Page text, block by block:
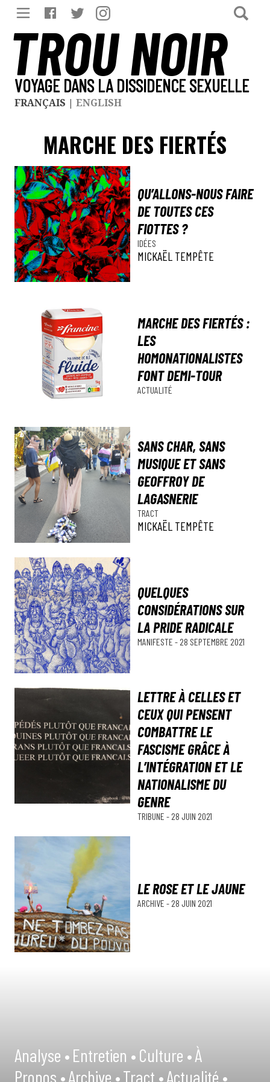
TROU NOIR
VOYAGE DANS LA DISSIDENCE SEXUELLE
FRANÇAIS | ENGLISH
MARCHE DES FIERTÉS
QU’ALLONS-NOUS FAIRE
DE TOUTES CES
FIOTTES ?
IDÉES
MICKAËL TEMPÊTE
MARCHE DES FIERTÉS :
LES
HOMONATIONALISTES
FONT DEMI-TOUR
ACTUALITÉ
SANS CHAR, SANS
MUSIQUE ET SANS
GEOFFROY DE
LAGASNERIE
TRACT
MICKAËL TEMPÊTE
QUELQUES
CONSIDÉRATIONS SUR
LA PRIDE RADICALE
MANIFESTE - 28 SEPTEMBRE 2021
LETTRE À CELLES ET
CEUX QUI PENSENT
COMBATTRE LE
FASCISME GRÂCE À
L’INTÉGRATION ET LE
NATIONALISME DU
GENRE
TRIBUNE - 28 JUIN 2021
LE ROSE ET LE JAUNE
ARCHIVE - 28 JUIN 2021
Analyse •Entretien •Culture •À
Propos •Archive •Tract •Actualité •